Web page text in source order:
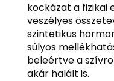
kockázat a fizikai
veszélyes
szintetikus
súlyos
beleértve a
akár halált is.